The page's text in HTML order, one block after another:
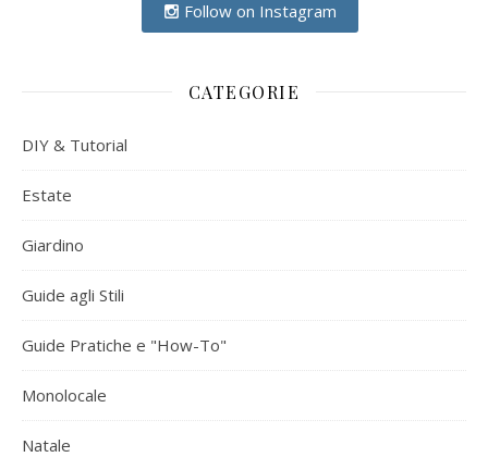
Follow on Instagram
CATEGORIE
DIY & Tutorial
Estate
Giardino
Guide agli Stili
Guide Pratiche e "How-To"
Monolocale
Natale